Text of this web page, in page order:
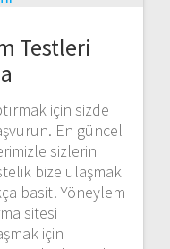
Testleri
için sizde
En güncel
sizlerin
bize ulaşmak
basit! Yöneylem
sitesi
için